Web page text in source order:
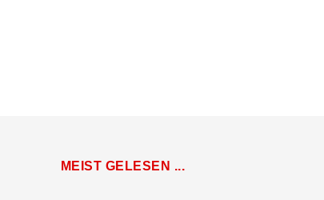
MEIST GELESEN ...